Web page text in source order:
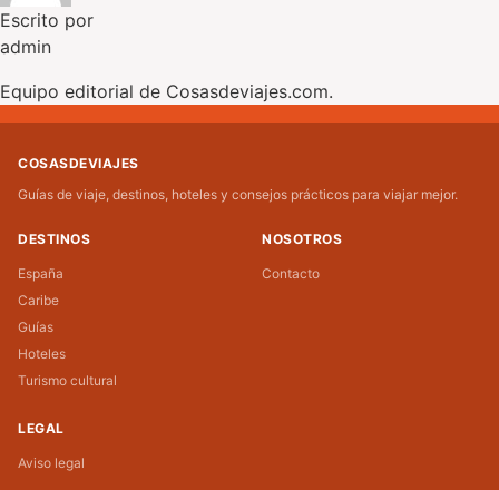
Escrito por
admin
Equipo editorial de Cosasdeviajes.com.
COSASDEVIAJES
Guías de viaje, destinos, hoteles y consejos prácticos para viajar mejor.
DESTINOS
España
Caribe
Guías
Hoteles
Turismo cultural
NOSOTROS
Contacto
LEGAL
Aviso legal